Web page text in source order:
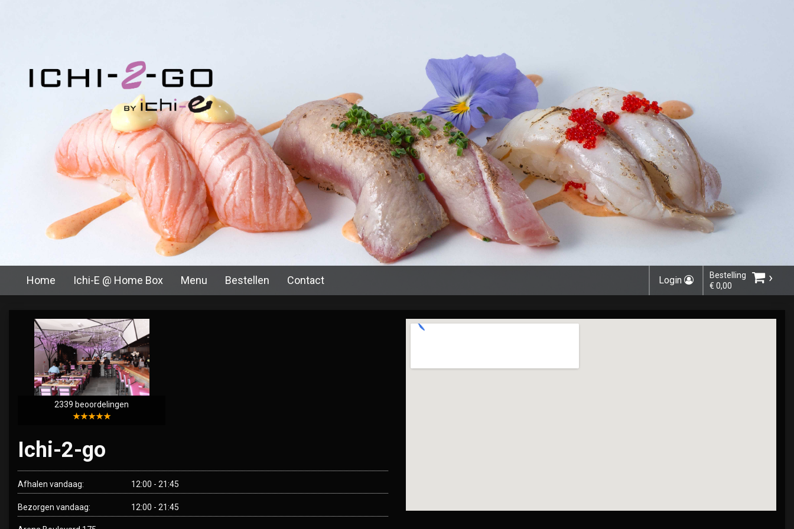
Home Ichi-E @ Home Box Menu Bestellen Contact Login
Bestelling
€ 0,00
›
2339 beoordelingen
★★★★★
Ichi-2-go
Afhalen vandaag: 12:00 - 21:45
Bezorgen vandaag: 12:00 - 21:45